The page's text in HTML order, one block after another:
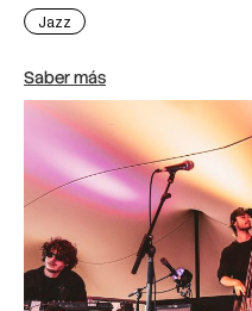
Jazz
Saber más